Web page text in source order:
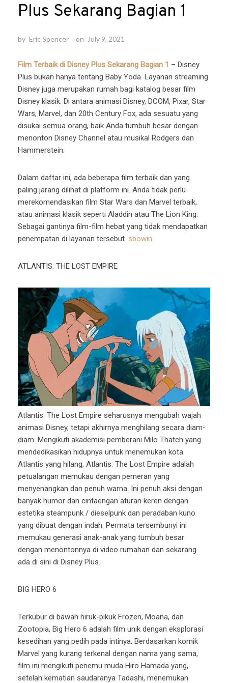
Plus Sekarang Bagian 1
by Eric Spencer on July 9, 2021
Film Terbaik di Disney Plus Sekarang Bagian 1 – Disney
Plus bukan hanya tentang Baby Yoda. Layanan streaming
Disney juga merupakan rumah bagi katalog besar film
Disney klasik. Di antara animasi Disney, DCOM, Pixar, Star
Wars, Marvel, dan 20th Century Fox, ada sesuatu yang
disukai semua orang, baik Anda tumbuh besar dengan
menonton Disney Channel atau musikal Rodgers dan
Hammerstein.
Dalam daftar ini, ada beberapa film terbaik dan yang
paling jarang dilihat di platform ini. Anda tidak perlu
merekomendasikan film Star Wars dan Marvel terbaik,
atau animasi klasik seperti Aladdin atau The Lion King.
Sebagai gantinya film-film hebat yang tidak mendapatkan
penempatan di layanan tersebut. sbowin
ATLANTIS: THE LOST EMPIRE
Atlantis: The Lost Empire seharusnya mengubah wajah
animasi Disney, tetapi akhirnya menghilang secara diam-
diam. Mengikuti akademisi pemberani Milo Thatch yang
mendedikasikan hidupnya untuk menemukan kota
Atlantis yang hilang, Atlantis: The Lost Empire adalah
petualangan memukau dengan pemeran yang
menyenangkan dan penuh warna. Ini penuh aksi dengan
banyak humor dan cintaengan aturan keren dengan
estetika steampunk / dieselpunk dan peradaban kuno
yang dibuat dengan indah. Permata tersembunyi ini
memukau generasi anak-anak yang tumbuh besar
dengan menontonnya di video rumahan dan sekarang
ada di sini di Disney Plus.
BIG HERO 6
Terkubur di bawah hiruk-pikuk Frozen, Moana, dan
Zootopia, Big Hero 6 adalah film unik dengan eksplorasi
kesedihan yang pedih pada intinya. Berdasarkan komik
Marvel yang kurang terkenal dengan nama yang sama,
film ini mengikuti penemu muda Hiro Hamada yang,
setelah kematian saudaranya Tadashi, menemukan